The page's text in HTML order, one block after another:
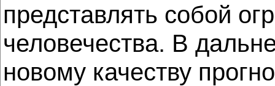
представлять собой
человечества. В
новому качеству